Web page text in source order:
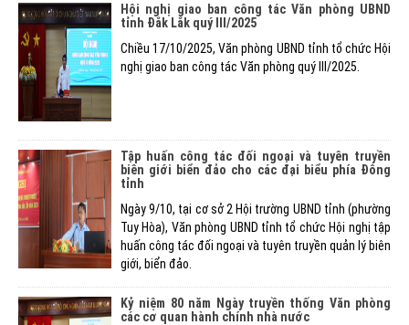
Hội nghị giao ban công tác Văn phòng UBND
tỉnh Đắk Lắk quý III/2025
Chiều 17/10/2025, Văn phòng UBND tỉnh tổ chức Hội
nghị giao ban công tác Văn phòng quý III/2025.
Tập huấn công tác đối ngoại và tuyên truyền
biên giới biển đảo cho các đại biểu phía Đông
tỉnh
Ngày 9/10, tại cơ sở 2 Hội trường UBND tỉnh (phường
Tuy Hòa), Văn phòng UBND tỉnh tổ chức Hội nghị tập
huấn công tác đối ngoại và tuyên truyền quản lý biên
giới, biển đảo.
Kỷ niệm 80 năm Ngày truyền thống Văn phòng
các cơ quan hành chính nhà nước